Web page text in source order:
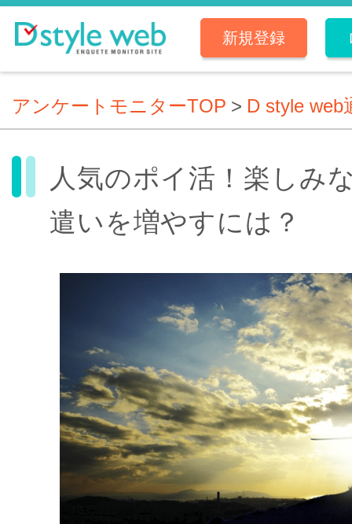
新規登録
アンケートモニターTOP > D style web
人気のポイ活！楽しみ
遣いを増やすには？